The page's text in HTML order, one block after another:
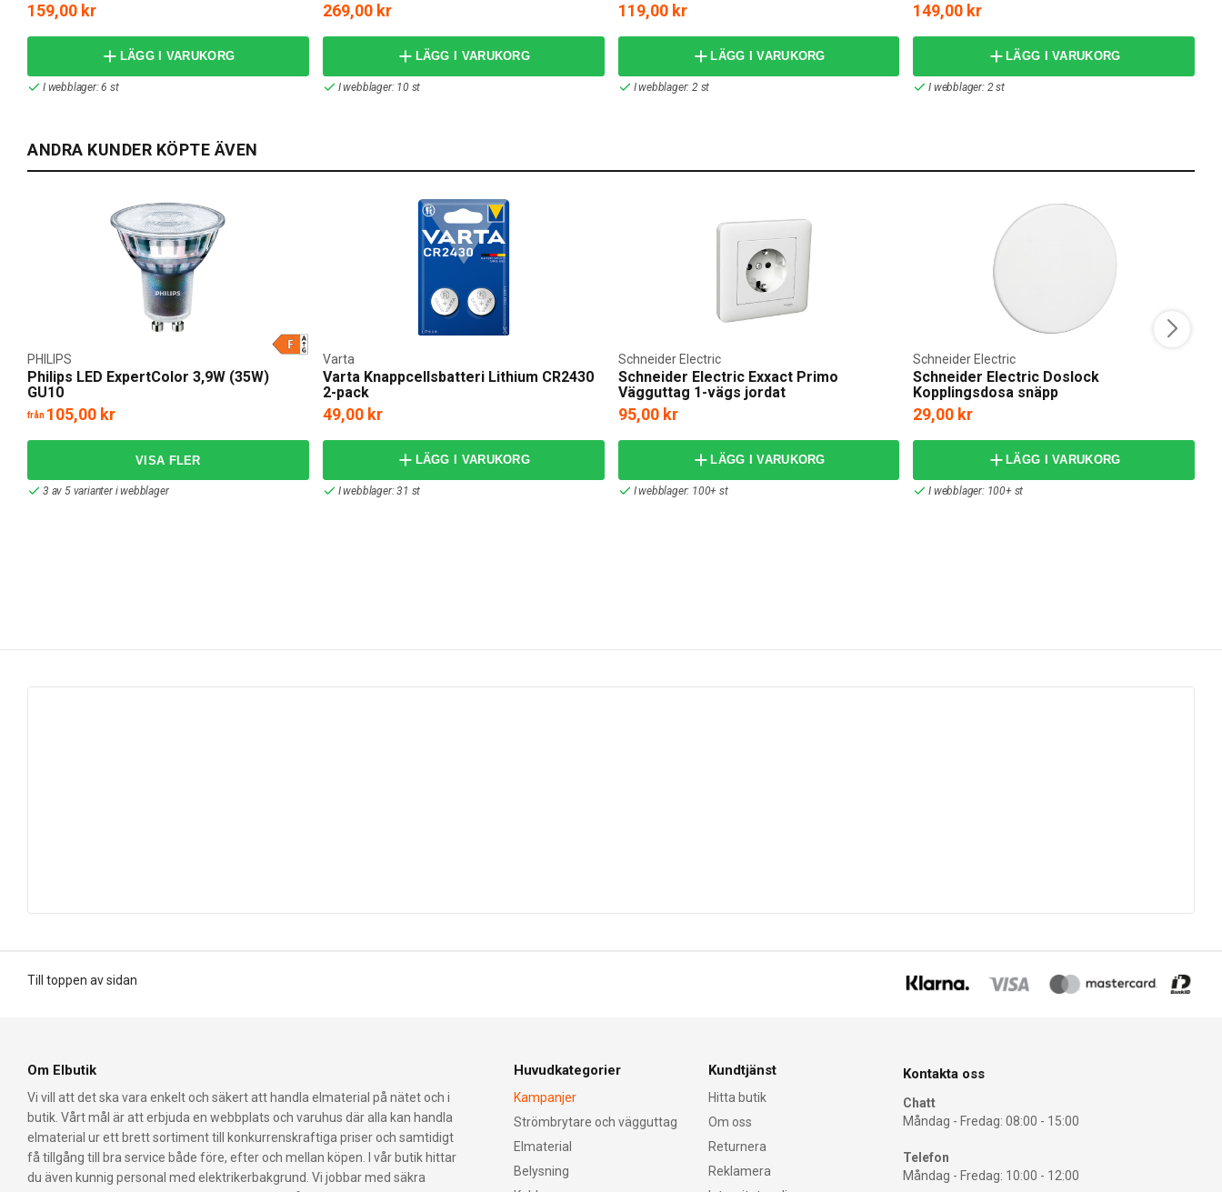
159,00 kr
LÄGG I VARUKORG
I webblager: 6 st
269,00 kr
LÄGG I VARUKORG
I webblager: 10 st
119,00 kr
LÄGG I VARUKORG
I webblager: 2 st
149,00 kr
LÄGG I VARUKORG
I webblager: 2 st
ANDRA KUNDER KÖPTE ÄVEN
Philips LED ExpertColor 3,9W (35W)
GU10
PHILIPS
från 105,00 kr
3 av 5 varianter i webblager
Varta Knappcellsbatteri Lithium CR2430
2-pack
Varta
49,00 kr
LÄGG I VARUKORG
I webblager: 31 st
Schneider Electric Exxact Primo
Vägguttag 1-vägs jordat
Schneider Electric
95,00 kr
LÄGG I VARUKORG
I webblager: 100+ st
Schneider Electric Doslock
Kopplingsdosa snäpp
Schneider Electric
29,00 kr
LÄGG I VARUKORG
I webblager: 100+ st
Till toppen av sidan
Om Elbutik
Vi vill att det ska vara enkelt och säkert att handla elmaterial på nätet och i
butik. Vårt mål är att erbjuda en webbplats och varuhus där alla kan handla
elmaterial ur ett brett sortiment till konkurrenskraftiga priser och samtidigt
få tillgång till bra service både före, efter och mellan köpen. I vår butik hittar
du även kunnig personal med elektrikerbakgrund. Vi jobbar med säkra
Huvudkategorier
Kampanjer
Strömbrytare och vägguttag
Elmaterial
Belysning
Kundtjänst
Hitta butik
Om oss
Returnera
Reklamera
Kontakta oss
Chatt
Måndag - Fredag: 08:00 - 15:00
Telefon
Måndag - Fredag: 10:00 - 12:00